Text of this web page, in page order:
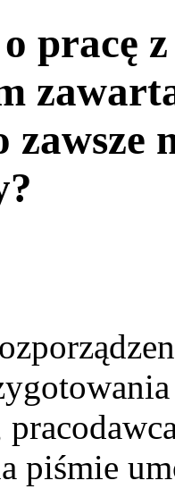
pracę
zawsze
piśmie